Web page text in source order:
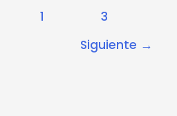
1
3
Siguiente →